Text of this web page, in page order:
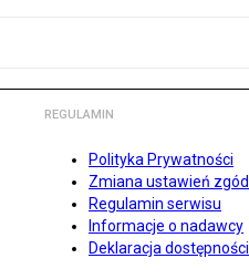
REGULAMIN
Polityka Prywatności
Zmiana ustawień zgód
Regulamin serwisu
Informacje o nadawcy
Deklaracja dostępności